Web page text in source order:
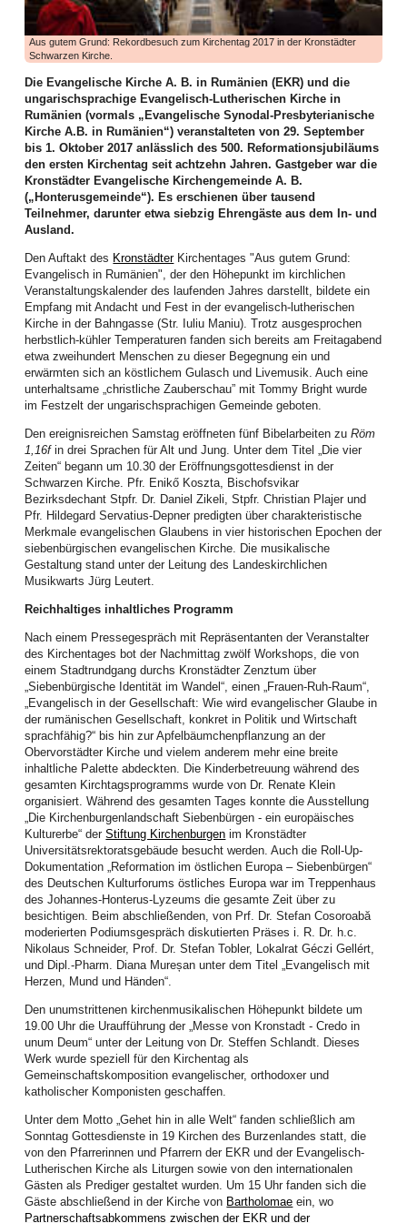
Halbjahres lässt sich auf jeden Fall sehen, wie dies die zahlreichen
Aktivitäten dokumentieren.
Die Frauenarbeit begann mit einem aufgabenreichen Auftakt das neue Jahr:
Am zweiten Arbeitswochenende im Januar kamen Frauen aus allen Bezirken
zur Vorbereitung des WGT 2026 im Elimheim in Michelsberg zusammen. Sie
folgten der Einladung des Organisatorinnenteams, um Nigeria und seine
Einwohner kennenzulernen, den Bibeltext aus Matthäus 11,28-30 zu
vertiefen, die Lieder einzuüben und den Gottesdienst nach der Ordnung der
nigerianischen Frauen zu feiern, um gerüstet und informiert in ihre
Gemeinden zurückzukehren.
Höhepunkt dieser Landesweiten Werkstatt für WGT-Multiplikatorinnen war ein
Zoom-Gespräch mit Priester Emeka Emeakaroha, der sich zu dem Zeitpunkt
in Ihitte befand und sein soziales Projekt in Wort und Bild vorstellte. Die
Teilnehmerinnen waren zutiefst beeindruckt. Für dieses Krankenhaus, bei
dem über 70.000 Menschen aus der Region medizinische Verpflegung
erhalten, und die Schule, wo über 900 Kindern Zugang zu Bildung geboten
wird, ist dann auch die Kollekte des WGT in unserer Landeskirche
eingehoben worden.
Im Februar boten Frauen einen Entspannungsnachmittag an: der Einladung
der Mitarbeiterinnen der Frauenarbeit folgten Mitte Februar viel mehr Frauen
als erwartet. Juliane Topârcean (Hermannstadt) stellte zwei Methoden vor:
PME (progressive Muskelentspannung nach Jacobsen) und Qigong. Die
überwältigende Resonanz und die vielen Rückmeldungen interessierter
Frauen sprengte den geplanten Rahmen.
So musste kurzfristig vom Terrassensaal der EAS in den Großen Saal der
EAS umdisponiert und die Anmeldeliste frühzeitig geschlossen werden. Die
gute Stimmung und der wirksame Effekt der vorgestellten Methoden weckte
in den Teilnehmerinnen den Wunsch nach mindestens einem
Nachfolgetreffen noch in diesem Jahr.
Frauen setzten sich aktiv für den Weltgebetstag ein: Der Monat Februar war
von vielen Vorbereitungen geprägt. Studientage und Informationsnachmittage
wurden organisiert, die Lieder in Chorproben, Kindergottesdiensten und
Jungschartreffen eingeübt, der Bibeltext an Gemeindenachmittagen und in
Bibelkreisen vertieft.
Frauen luden im März ein: Kommt, feiert mit uns den Weltgebetstag.
„Kommt! Bringt eure Last.“ - dieser Einladung des Weltgebetstags, der von
Christinnen aus Nigeria ausgetragen wurde, folgten zahlreiche
Gemeindeglieder und ökumenische Gäste aus 50 verschiedenen
Ortschaften. In 17 Ortschaften wurden 20 WGT-Gottesdienste gefeiert, zwölf
davon am Stichtag, dem 6. März 2026, einer Online (Petroschen). Auch die
Angestellten des LK feierten in diesem Jahr im Festsaal des Bischofshauses
mit. 63 Kinder nahmen an den fünf angebotenen Kindergottesdiensten teil,
zudem wurde in der Kunstschule in Hermannstadt auch mit Schülern gefeiert.
Das soziale Projekt beeindruckte alle, die gesamte Spendensumme stellt
eine Rekordkollekte dar. Der Weltgebetstag ist ein Höhepunkt im
Gemeindeleben. Menschen lassen sich immer wieder aufs Neue begeistern,
informiert zu beten und betend zu handeln.
Mitte März organisierten die Frauen die jährliche Vertreterinnenversammlung
und Vorstandswahlen. Diese wurden im Festsaal des Bischofshauses in
Hermannstadt durchgeführt. Der Einladung der Vorstandsfrauen folgten 40
aktive Frauen aus 21 Gemeinden aller Bezirke. Der Gottesdienst zu Beginn
war der Jahreslosung gewidmet und wurde von vier Diplom-Theologinnen
unserer Landeskirche gestaltet. Das Hauptreferat zum Thema Frauenrechte
hielt Andrei Ciubotaru (Kronstadt), Mitglied im Jugendwerk der EKR.
beschäftigten sich intensiv mit diesem umfassenden Thema. Für die
Vorstandswahlen wurden viele starke Frauen als Kandidatinnen
vorgeschlagen. Nach zehn Jahren intensiver Zusammenarbeit
verabschiedeten sich Bettina Kenst, Christiane Lorenz und Edith Toth mit
dem Versprechen, auch zukünftig punktuell mitzuwirken.
Galter (Neppendorf), Dietlinde Köber (Bukarest) und Martina Melinda Zey
(Sächsisch Regen) gewählt. Ihnen stehen weiterhin Henriette Guib
(Hermannstadt) als Ehrenvorsitzende und Katharina Borsos (Bistritz) als LK-
Mitglied zur Seite.
In der ersten Vorstandssitzung wurden Sunhild Galter als Vorsitzende und
Martina Melinda Zey als Stellvertretende gewählt. „Siehe ich mache alles
Aus gutem Grund: Rekordbesuch zum Kirchentag 2017 in der Kronstädter
Schwarzen Kirche.
Die Evangelische Kirche A. B. in Rumänien (EKR) und die
ungarischsprachige Evangelisch-Lutherischen Kirche in
Rumänien (vormals „Evangelische Synodal-Presbyterianische
Kirche A.B. in Rumänien“) veranstalteten von 29. September
bis 1. Oktober 2017 anlässlich des 500. Reformationsjubiläums
den ersten Kirchentag seit achtzehn Jahren. Gastgeber war die
Kronstädter Evangelische Kirchengemeinde A. B.
(„Honterusgemeinde“). Es erschienen über tausend
Teilnehmer, darunter etwa siebzig Ehrengäste aus dem In- und
Ausland.
Den Auftakt des KronstädterKirchentages "Aus gutem Grund:
Evangelisch in Rumänien", der den Höhepunkt im kirchlichen
Veranstaltungskalender des laufenden Jahres darstellt, bildete ein
Empfang mit Andacht und Fest in der evangelisch-lutherischen
Kirche in der Bahngasse (Str. Iuliu Maniu). Trotz ausgesprochen
herbstlich-kühler Temperaturen fanden sich bereits am Freitagabend
etwa zweihundert Menschen zu dieser Begegnung ein und
erwärmten sich an köstlichem Gulasch und Livemusik. Auch eine
unterhaltsame „christliche Zauberschau” mit Tommy Bright wurde
im Festzelt der ungarischsprachigen Gemeinde geboten.
Den ereignisreichen Samstag eröffneten fünf Bibelarbeiten zuRöm
1,16fin drei Sprachen für Alt und Jung. Unter dem Titel „Die vier
Zeiten“ begann um 10.30 der Eröffnungsgottesdienst in der
Schwarzen Kirche. Pfr. Enikő Koszta, Bischofsvikar
Bezirksdechant Stpfr. Dr. Daniel Zikeli, Stpfr. Christian Plajer und
Pfr. Hildegard Servatius-Depner predigten über charakteristische
Merkmale evangelischen Glaubens in vier historischen Epochen der
siebenbürgischen evangelischen Kirche. Die musikalische
Gestaltung stand unter der Leitung des Landeskirchlichen
Musikwarts Jürg Leutert.
Reichhaltiges inhaltliches Programm
Nach einem Pressegespräch mit Repräsentanten der Veranstalter
des Kirchentages bot der Nachmittag zwölf Workshops, die von
einem Stadtrundgang durchs Kronstädter Zenztum über
„Siebenbürgische Identität im Wandel“, einen „Frauen-Ruh-Raum“,
„Evangelisch in der Gesellschaft: Wie wird evangelischer Glaube in
der rumänischen Gesellschaft, konkret in Politik und Wirtschaft
sprachfähig?“ bis hin zur Apfelbäumchenpflanzung an der
Obervorstädter Kirche und vielem anderem mehr eine breite
inhaltliche Palette abdeckten. Die Kinderbetreuung während des
gesamten Kirchtagsprogramms wurde von Dr. Renate Klein
organisiert. Während des gesamten Tages konnte die Ausstellung
„Die Kirchenburgenlandschaft Siebenbürgen - ein europäisches
Kulturerbe“ derStiftung Kirchenburgen im Kronstädter
Universitätsrektoratsgebäude besucht werden. Auch die Roll-Up-
Dokumentation „Reformation im östlichen Europa – Siebenbürgen“
des Deutschen Kulturforums östliches Europa war im Treppenhaus
des Johannes-Honterus-Lyzeums die gesamte Zeit über zu
besichtigen. Beim abschließenden, von Prf. Dr. Stefan Cosoroabă
moderierten Podiumsgespräch diskutierten Präses i. R. Dr. h.c.
Nikolaus Schneider, Prof. Dr. Stefan Tobler, Lokalrat Géczi Gellért,
und Dipl.-Pharm. Diana Mureșan unter dem Titel „Evangelisch mit
Herzen, Mund und Händen“.
Den unumstrittenen kirchenmusikalischen Höhepunkt bildete um
19.00 Uhr die Uraufführung der „Messe von Kronstadt - Credo in
unum Deum“ unter der Leitung von Dr. Steffen Schlandt. Dieses
Werk wurde speziell für den Kirchentag als
Gemeinschaftskomposition evangelischer, orthodoxer und
katholischer Komponisten geschaffen.
Unter dem Motto „Gehet hin in alle Welt“ fanden schließlich am
Sonntag Gottesdienste in 19 Kirchen des Burzenlandes statt, die
von den Pfarrerinnen und Pfarrern der EKR und der Evangelisch-
Lutherischen Kirche als Liturgen sowie von den internationalen
Gästen als Prediger gestaltet wurden. Um 15 Uhr fanden sich die
Gäste abschließend in der Kirche von Bartholomae ein, wo
Partnerschaftsabkommens zwischen der EKR und der